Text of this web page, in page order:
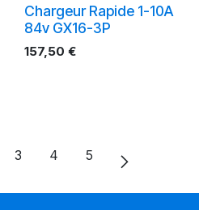
Chargeur Rapide 1-10A
84v GX16-3P
157,50 €
3 4 5